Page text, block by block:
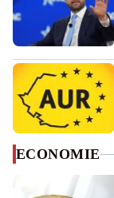
ECONOMIE